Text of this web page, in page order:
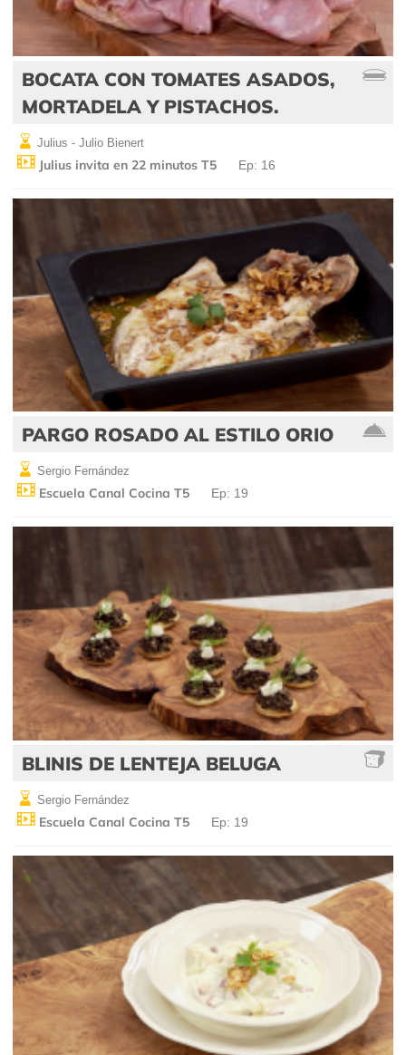
BOCATA CON TOMATES ASADOS,
MORTADELA Y PISTACHOS.
Julius - Julio Bienert
Julius invita en 22 minutos T5 Ep: 16
PARGO ROSADO AL ESTILO ORIO
Sergio Fernández
Escuela Canal Cocina T5 Ep: 19
BLINIS DE LENTEJA BELUGA
Sergio Fernández
Escuela Canal Cocina T5 Ep: 19